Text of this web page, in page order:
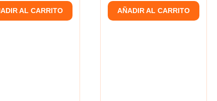
AL CARRITO AÑADIR AL CARRITO